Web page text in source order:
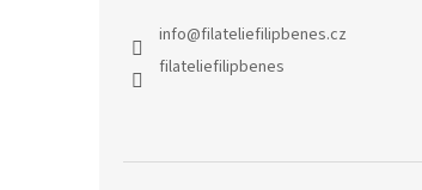
info@filateliefilipbenes.cz
filateliefilipbenes